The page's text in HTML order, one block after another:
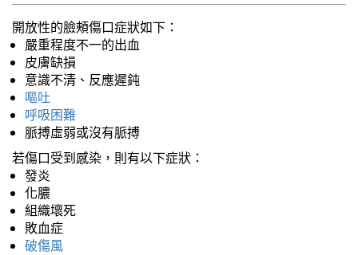
開放性的臉頰傷口症狀如下：
嚴重程度不一的出血
皮膚缺損
意識不清、反應遲鈍
嘔吐
呼吸困難
脈搏虛弱或沒有脈搏
若傷口受到感染，則有以下症狀：
發炎
化膿
組織壞死
敗血症
破傷風